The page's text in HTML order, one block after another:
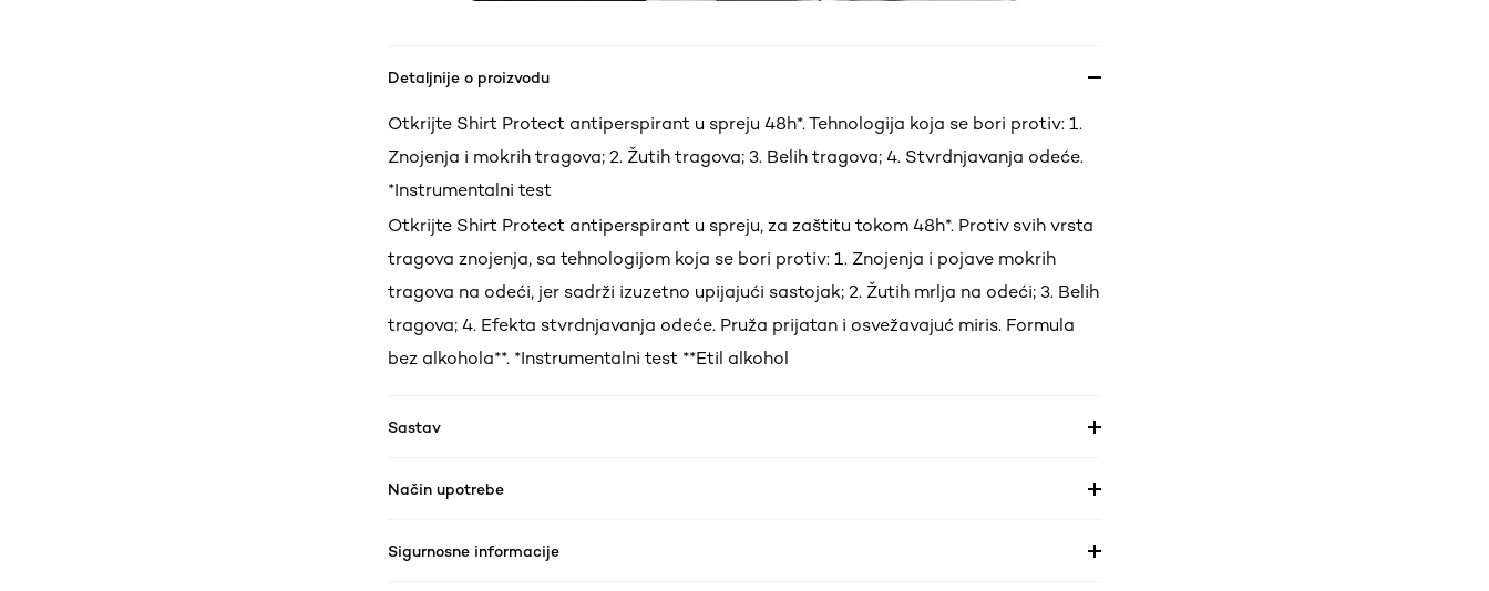
Detaljnije o proizvodu
Otkrijte Shirt Protect antiperspirant u spreju 48h*. Tehnologija koja se bori protiv: 1.
Znojenja i mokrih tragova; 2. Žutih tragova; 3. Belih tragova; 4. Stvrdnjavanja odeće.
*Instrumentalni test
Otkrijte Shirt Protect antiperspirant u spreju, za zaštitu tokom 48h*. Protiv svih vrsta
tragova znojenja, sa tehnologijom koja se bori protiv: 1. Znojenja i pojave mokrih
tragova na odeći, jer sadrži izuzetno upijajući sastojak; 2. Žutih mrlja na odeći; 3. Belih
tragova; 4. Efekta stvrdnjavanja odeće. Pruža prijatan i osvežavajuć miris. Formula
bez alkohola**. *Instrumentalni test **Etil alkohol
Sastav
Način upotrebe
Sigurnosne informacije